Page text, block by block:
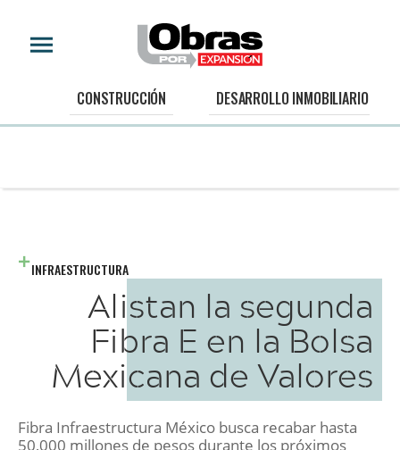
CONSTRUCCIÓN DESARROLLO INMOBILIARIO
INFRAESTRUCTURA
Alistan la segunda
Fibra E en la Bolsa
Mexicana de Valores
Fibra Infraestructura México busca recabar hasta
50,000 millones de pesos durante los próximos